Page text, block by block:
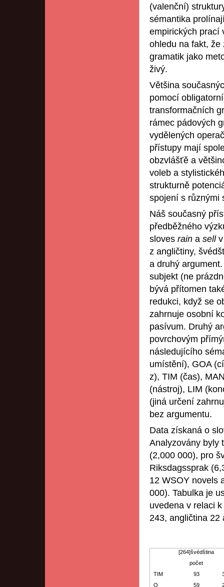
(valenční)
sémantika
empirických prací
ohledu na fakt, že
gramatik jako
živý.
Většina
pomocí
transformačních
rámec pádových
vydělených
přístupy mají
obzvlášťě a
voleb a
strukturně
spojení s různými
Náš současný
předběžného
sloves rain a sell
z angličtiny,
a druhý
subjekt (ne
bývá přítomen
redukci, když se
zahrnuje osobní
pasívum. Druhý
povrchovým
následujícího
umístění), GOA
z), TIM (čas),
(nástroj), LIM
(jiná určení
bez argumentu.
Data získaná o
Analyzovány byly
(2,000 000), pro
Riksdagssprak
12 WSOY novels
000). Tabulka je
uvedena v relaci
243, angličtina 22
[264]švédština
počet
TIM
93
O
59